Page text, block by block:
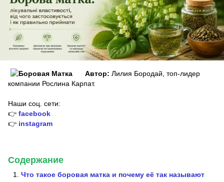
Автор: Лилия Бородай, топ-лидер
компании Рослина Карпат.
Наши соц. сети:
👉 facebook
👉 instagram
Содержание
Что такое боровая матка и почему её так называют